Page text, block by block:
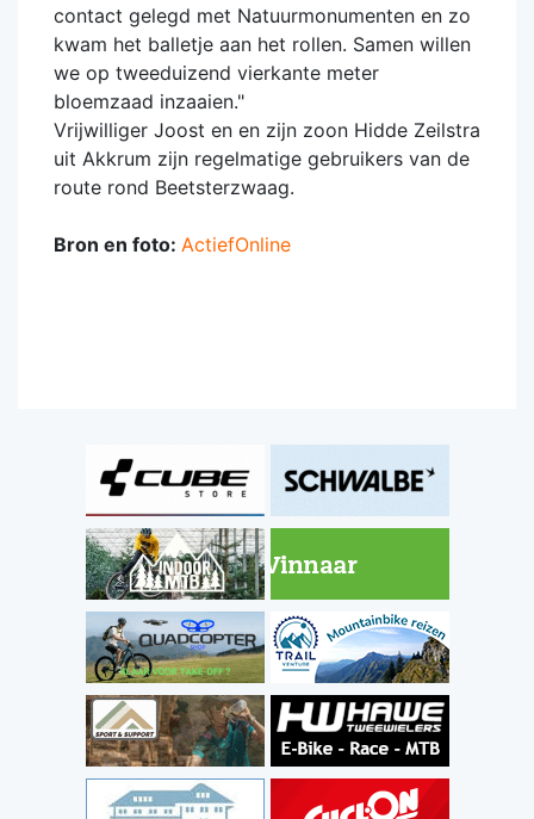
contact gelegd met Natuurmonumenten en zo
kwam het balletje aan het rollen. Samen willen
we op tweeduizend vierkante meter
bloemzaad inzaaien."
Vrijwilliger Joost en en zijn zoon Hidde Zeilstra
uit Akkrum zijn regelmatige gebruikers van de
route rond Beetsterzwaag.
Bron en foto: ActiefOnline